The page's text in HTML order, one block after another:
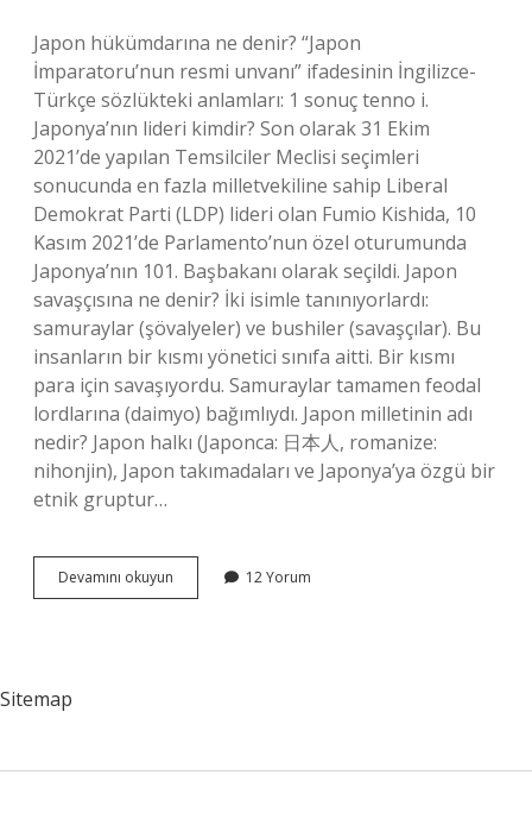
Japon hükümdarına ne denir? “Japon
İmparatoru’nun resmi unvanı” ifadesinin İngilizce-
Türkçe sözlükteki anlamları: 1 sonuç tenno i.
Japonya’nın lideri kimdir? Son olarak 31 Ekim
2021’de yapılan Temsilciler Meclisi seçimleri
sonucunda en fazla milletvekiline sahip Liberal
Demokrat Parti (LDP) lideri olan Fumio Kishida, 10
Kasım 2021’de Parlamento’nun özel oturumunda
Japonya’nın 101. Başbakanı olarak seçildi. Japon
savaşçısına ne denir? İki isimle tanınıyorlardı:
samuraylar (şövalyeler) ve bushiler (savaşçılar). Bu
insanların bir kısmı yönetici sınıfa aitti. Bir kısmı
para için savaşıyordu. Samuraylar tamamen feodal
lordlarına (daimyo) bağımlıydı. Japon milletinin adı
nedir? Japon halkı (Japonca: 日本人, romanize:
nihonjin), Japon takımadaları ve Japonya’ya özgü bir
etnik gruptur…
Devamını okuyun
Kralına
12 Yorum
Sitemap